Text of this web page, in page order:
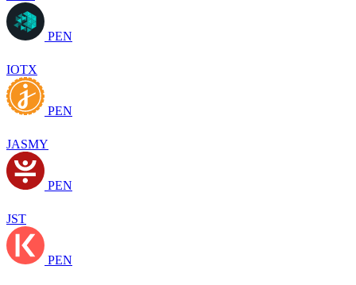
PEN
IOTX
PEN
JASMY
PEN
JST
PEN